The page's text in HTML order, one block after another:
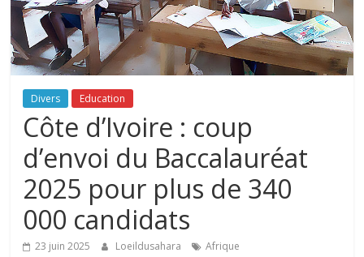
Divers Education
Côte d’Ivoire : coup
d’envoi du Baccalauréat
2025 pour plus de 340
000 candidats
23 juin 2025 Loeildusahara Afrique